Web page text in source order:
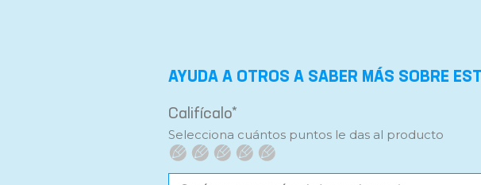
AYUDA A OTROS A SABER MÁS SOBRE
Califícalo*
Selecciona cuántos puntos le das al producto